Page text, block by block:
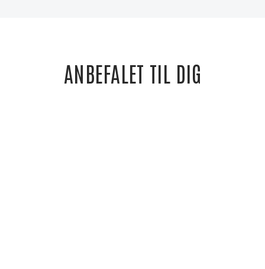
ANBEFALET TIL DIG